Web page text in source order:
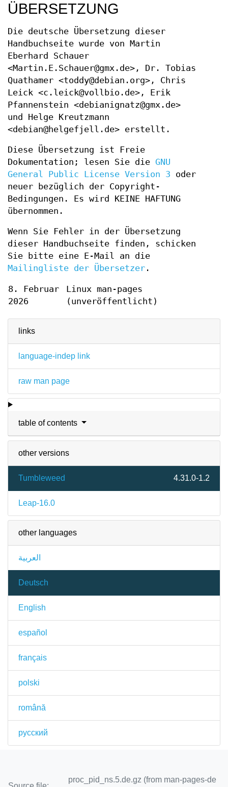
links
language-indep link
raw man page
table of contents
other versions
Tumbleweed 4.31.0-1.2
Leap-16.0
other languages
العربية
Deutsch
English
español
français
polski
română
русский
ÜBERSETZUNG
Die deutsche Übersetzung dieser
Handbuchseite wurde von Martin
Eberhard Schauer
<Martin.E.Schauer@gmx.de>, Dr. Tobias
Quathamer <toddy@debian.org>, Chris
Leick <c.leick@vollbio.de>, Erik
Pfannenstein <debianignatz@gmx.de>
und Helge Kreutzmann
<debian@helgefjell.de> erstellt.
Diese Übersetzung ist Freie
Dokumentation; lesen Sie die GNU
General Public License Version 3 oder
neuer bezüglich der Copyright-
Bedingungen. Es wird KEINE HAFTUNG
übernommen.
Wenn Sie Fehler in der Übersetzung
dieser Handbuchseite finden, schicken
Sie bitte eine E-Mail an die
Mailingliste der Übersetzer .
8. Februar
2026
Linux man-pages
(unveröffentlicht)
proc_pid_ns.5.de.gz (from man-pages-de